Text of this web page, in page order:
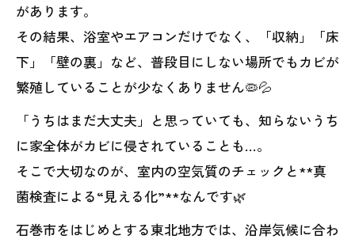
があります。
その結果、浴室やエアコンだけでなく、「収納」「床
下」「壁の裏」など、普段目にしない場所でもカビが
繁殖していることが少なくありません🦠💦
「うちはまだ大丈夫」と思っていても、知らないうち
に家全体がカビに侵されていることも…。
そこで大切なのが、室内の空気質のチェックと**真
菌検査による“見える化”**なんです🌿
石巻市をはじめとする東北地方では、沿岸気候に合わ